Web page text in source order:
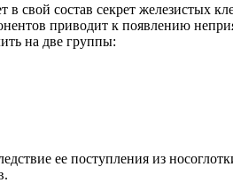
в свой состав секрет
приводит к появлению
на две группы:
ее поступления из